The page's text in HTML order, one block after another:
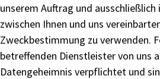
unserem Auftrag und ausschließlich
zwischen Ihnen und uns
Zweckbestimmung zu verwenden.
betreffenden Dienstleister von uns
Datengeheimnis verpflichtet und